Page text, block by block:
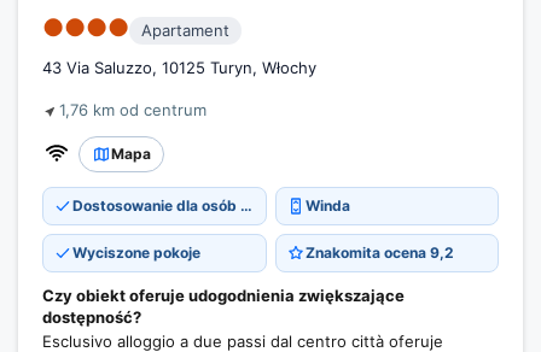
●●●●
Apartament
43 Via Saluzzo, 10125 Turyn, Włochy
1,76 km od centrum
Mapa
Dostosowanie dla osób z niepełnosprawnościami Winda
Wyciszone pokoje Znakomita ocena 9,2
Czy obiekt oferuje udogodnienia zwiększające
dostępność?
Esclusivo alloggio a due passi dal centro città oferuje